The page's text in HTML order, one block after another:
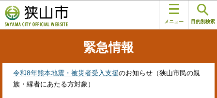
の
ペ
メニュー 目的別検索
緊急情報
令和8年熊本地震・被災者受入支援のお知らせ（狭山市民の親
族・縁者にあたる方対象）